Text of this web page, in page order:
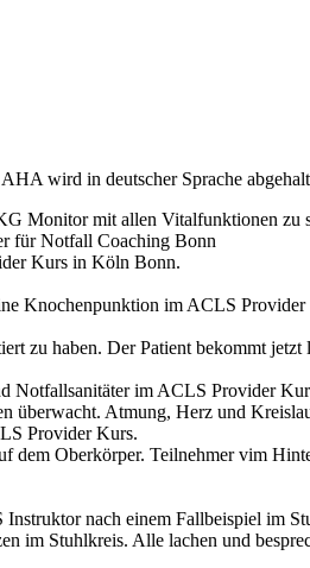
wird in deutscher Sprache